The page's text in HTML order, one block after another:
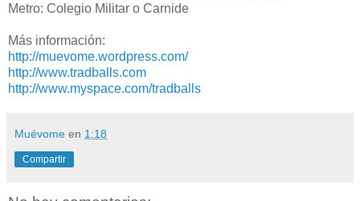
Metro: Colegio Militar o Carnide
Más información:
http://muevome.wordpress.com/
http://www.tradballs.com
http://www.myspace.com/tradballs
Muévome en 1:18
Compartir